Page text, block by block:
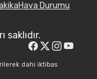
Hava Durumu
dahi iktibas